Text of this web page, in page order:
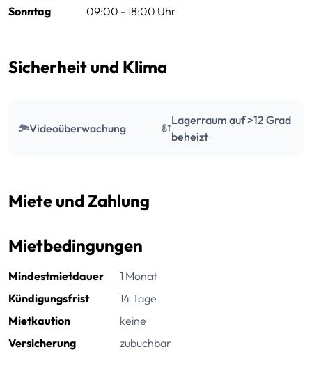
Sonntag
09:00 - 18:00 Uhr
Sicherheit und Klima
Videoüberwachung
Lagerraum auf >12 Grad
beheizt
Miete und Zahlung
Mietbedingungen
Mindestmietdauer
1 Monat
Kündigungsfrist
14 Tage
Mietkaution
keine
Versicherung
zubuchbar